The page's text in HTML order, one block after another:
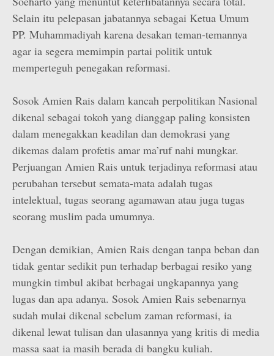
Selain itu pelepasan jabatannya sebagai Ketua Umum
PP. Muhammadiyah karena desakan teman-temannya
agar ia segera memimpin partai politik untuk
memperteguh penegakan reformasi.
Sosok Amien Rais dalam kancah perpolitikan Nasional
dikenal sebagai tokoh yang dianggap paling konsisten
dalam menegakkan keadilan dan demokrasi yang
dikemas dalam profetis amar ma’ruf nahi mungkar.
Perjuangan Amien Rais untuk terjadinya reformasi atau
perubahan tersebut semata-mata adalah tugas
intelektual, tugas seorang agamawan atau juga tugas
seorang muslim pada umumnya.
Dengan demikian, Amien Rais dengan tanpa beban dan
tidak gentar sedikit pun terhadap berbagai resiko yang
mungkin timbul akibat berbagai ungkapannya yang
lugas dan apa adanya. Sosok Amien Rais sebenarnya
sudah mulai dikenal sebelum zaman reformasi, ia
dikenal lewat tulisan dan ulasannya yang kritis di media
massa saat ia masih berada di bangku kuliah.